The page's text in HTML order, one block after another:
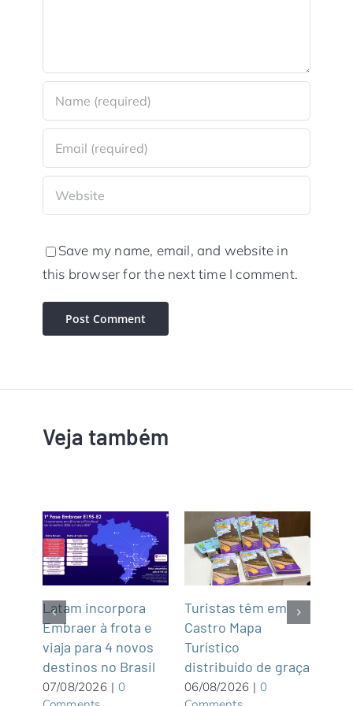
Save my name, email, and website in
this browser for the next time I comment.
Veja também
Latam incorpora
Embraer à frota e
viaja para 4 novos
destinos no Brasil
07/08/2026 | 0
Turistas têm em
Castro Mapa
Turístico
distribuído de graça
06/08/2026 | 0